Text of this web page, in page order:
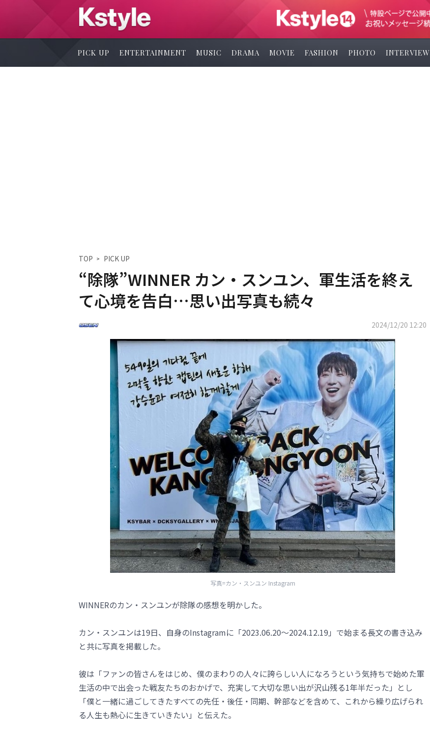
PICK UP ENTERTAINMENT MUSIC DRAMA MOVIE FASHION PHOTO INTERVIEW
TOP PICK UP
“除隊”WINNER カン・スンユン、軍生活を終え
て心境を告白…思い出写真も続々
2024/12/20 12:20
写真=カン・スンユン Instagram
WINNERのカン・スンユンが除隊の感想を明かした。
カン・スンユンは19日、自身のInstagramに「2023.06.20～2024.12.19」で始まる長文の書き込み
と共に写真を掲載した。
彼は「ファンの皆さんをはじめ、僕のまわりの人々に誇らしい人になろうという気持ちで始めた軍
生活の中で出会った戦友たちのおかげで、充実して大切な思い出が沢山残る1年半だった」とし
「僕と一緒に過ごしてきたすべての先任・後任・同期、幹部などを含めて、これから繰り広げられ
る人生も熱心に生きていきたい」と伝えた。